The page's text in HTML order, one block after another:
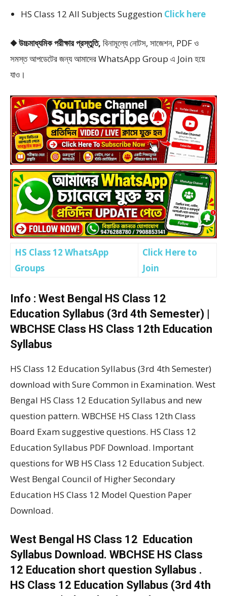
HS Class 12 All Subjects Suggestion Click here
◆ উচ্চমাধ্যমিক পরীক্ষার প্রস্তুতি, বিনামূল্যে নোটস, সাজেশন, PDF ও
সমস্ত আপডেটের জন্য আমাদের WhatsApp Group এ Join হয়ে
যাও।
HS Class 12 WhatsApp
Groups
Click Here to
Join
Info : West Bengal HS Class 12
Education Syllabus (3rd 4th Semester) |
WBCHSE Class HS Class 12th Education
Syllabus
HS Class 12 Education Syllabus (3rd 4th Semester)
download with Sure Common in Examination. West
Bengal HS Class 12 Education Syllabus and new
question pattern. WBCHSE HS Class 12th Class
Board Exam suggestive questions. HS Class 12
Education Syllabus PDF Download. Important
questions for WB HS Class 12 Education Subject.
West Bengal Council of Higher Secondary
Education HS Class 12 Model Question Paper
Download.
West Bengal HS Class 12 Education
Syllabus Download. WBCHSE HS Class
12 Education short question Syllabus .
HS Class 12 Education Syllabus (3rd 4th